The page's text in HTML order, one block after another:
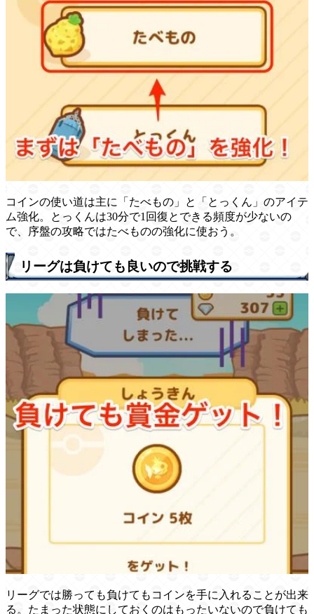
コインの使い道は主に「たべもの」と「とっくん」のアイテ
ム強化。とっくんは30分で1回復とできる頻度が少ないの
で、序盤の攻略ではたべものの強化に使おう。
リーグは負けても良いので挑戦する
リーグでは勝っても負けてもコインを手に入れることが出来
る。たまった状態にしておくのはもったいないので負けても